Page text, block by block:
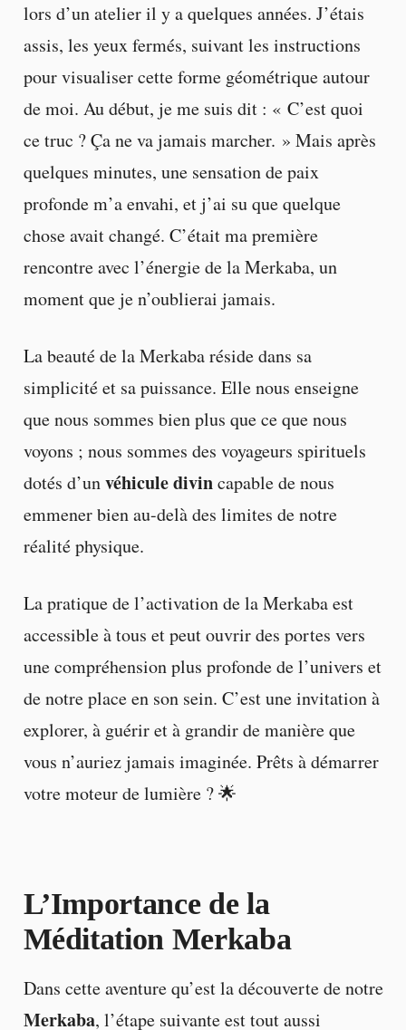
lors d’un atelier il y a quelques années. J’étais
assis, les yeux fermés, suivant les instructions
pour visualiser cette forme géométrique autour
de moi. Au début, je me suis dit : « C’est quoi
ce truc ? Ça ne va jamais marcher. » Mais après
quelques minutes, une sensation de paix
profonde m’a envahi, et j’ai su que quelque
chose avait changé. C’était ma première
rencontre avec l’énergie de la Merkaba, un
moment que je n’oublierai jamais.
La beauté de la Merkaba réside dans sa
simplicité et sa puissance. Elle nous enseigne
que nous sommes bien plus que ce que nous
voyons ; nous sommes des voyageurs spirituels
dotés d’unvéhicule divincapable de nous
emmener bien au-delà des limites de notre
réalité physique.
La pratique de l’activation de la Merkaba est
accessible à tous et peut ouvrir des portes vers
une compréhension plus profonde de l’univers et
de notre place en son sein. C’est une invitation à
explorer, à guérir et à grandir de manière que
vous n’auriez jamais imaginée. Prêts à démarrer
votre moteur de lumière ? 🌟
L’Importance de la
Méditation Merkaba
Dans cette aventure qu’est la découverte de notre
Merkaba, l’étape suivante est tout aussi